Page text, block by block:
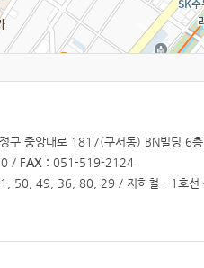
구 중앙대로 1817(구서동) BN빌딩 6층
/ FAX : 051-519-2124
50, 49, 36, 80, 29 / 지하철 - 1호선